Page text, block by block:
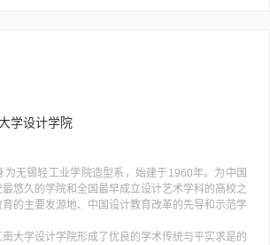
学设计学院
为无锡轻工业学院造型系，始建于1960年。为中国
悠久的学院和全国最早成立设计艺术学科的高校之
的主要发源地、中国设计教育改革的先导和示范学
大学设计学院形成了优良的学术传统与平实求是的